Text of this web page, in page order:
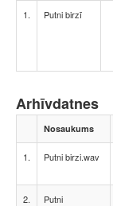
1. Putni birzī
Arhīvdatnes
Nosaukums
1. Putni birzi.wav
2.
Putni